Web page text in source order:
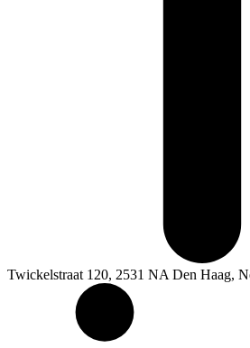
Twickelstraat 120, 2531 NA Den Haag,